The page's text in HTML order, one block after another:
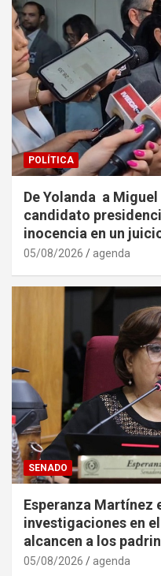
POLÍTICA
De Yolanda a
candidato
inocencia en un
05/08/2026 agenda
SENADO
Esperanza Martínez
investigaciones en
alcancen a los
05/08/2026 agenda